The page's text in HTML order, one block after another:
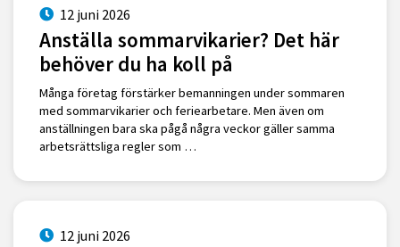
12 juni 2026
Anställa sommarvikarier? Det här
behöver du ha koll på
Många företag förstärker bemanningen under sommaren
med sommarvikarier och feriearbetare. Men även om
anställningen bara ska pågå några veckor gäller samma
arbetsrättsliga regler som …
12 juni 2026